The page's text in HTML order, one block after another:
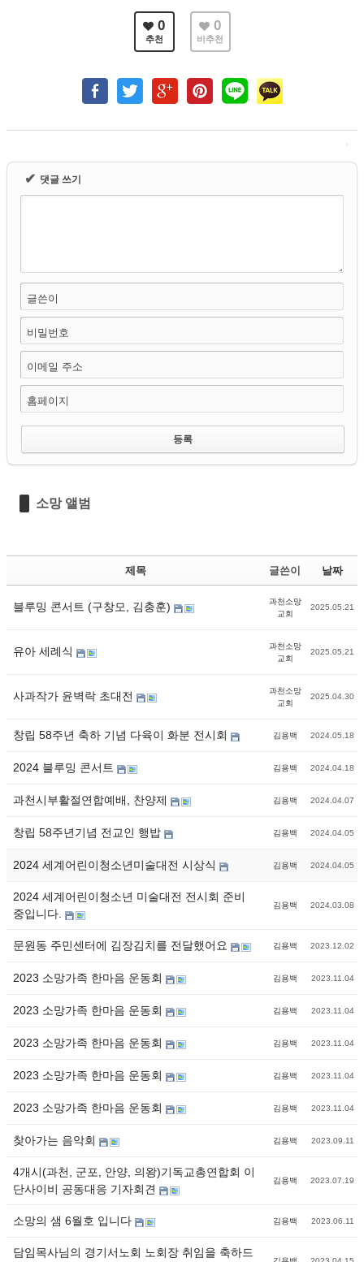
0
추천
0
비추천
✔ 댓글 쓰기
글쓴이
비밀번호
이메일 주소
홈페이지
소망 앨범
제목 글쓴이 날짜
블루밍 콘서트 (구창모, 김충훈)
과천소망
교회
2025.05.21
유아 세례식
과천소망
교회
2025.05.21
사과작가 윤벽락 초대전
과천소망
교회
2025.04.30
창립 58주년 축하 기념 다육이 화분 전시회 김용백 2024.05.18
2024 블루밍 콘서트 김용백 2024.04.18
과천시부활절연합예배, 찬양제 김용백 2024.04.07
창립 58주년기념 전교인 행밥 김용백 2024.04.05
2024 세계어린이청소년미술대전 시상식 김용백 2024.04.05
2024 세계어린이청소년 미술대전 전시회 준비
중입니다.
김용백 2024.03.08
문원동 주민센터에 김장김치를 전달했어요 김용백 2023.12.02
2023 소망가족 한마음 운동회 김용백 2023.11.04
2023 소망가족 한마음 운동회 김용백 2023.11.04
2023 소망가족 한마음 운동회 김용백 2023.11.04
2023 소망가족 한마음 운동회 김용백 2023.11.04
2023 소망가족 한마음 운동회 김용백 2023.11.04
찾아가는 음악회 김용백 2023.09.11
4개시(과천, 군포, 안양, 의왕)기독교총연합회 이
단사이비 공동대응 기자회견
김용백 2023.07.19
소망의 샘 6월호 입니다 김용백 2023.06.11
담임목사님의 경기서노회 노회장 취임을 축하드